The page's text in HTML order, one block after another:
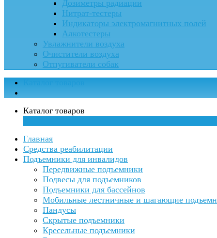
Дозиметры радиации
Нитрат-тестеры
Индикаторы электромагнитных полей
Алкотестеры
Увлажнители воздуха
Очистители воздуха
Отпугиватели собак
Каталог товаров
Главная
Средства реабилитации
Подъемники для инвалидов
Передвижные подъемники
Подвесы для подъемников
Подъемники для бассейнов
Мобильные лестничные и шагающие
Пандусы
Скрытые подъемники
Кресельные подъемники